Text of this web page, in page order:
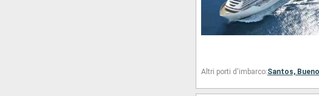
Altri porti d'imbarco:Santos,